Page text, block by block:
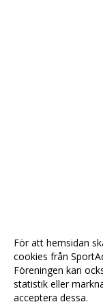
För att hemsidan
cookies från
Föreningen kan
statistik eller
acceptera dessa.